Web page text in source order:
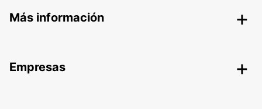
Más información
Empresas